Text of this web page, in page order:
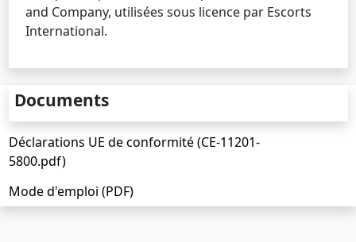
and Company, utilisées sous licence par Escorts
International.
Documents
Déclarations UE de conformité (CE-11201-
5800.pdf)
Mode d'emploi (PDF)